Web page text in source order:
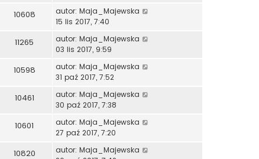
10608 autor: Maja_Majewska
15 lis 2017, 7:40
11265 autor: Maja_Majewska
03 lis 2017, 9:59
10598 autor: Maja_Majewska
31 paź 2017, 7:52
10461 autor: Maja_Majewska
30 paź 2017, 7:38
10601 autor: Maja_Majewska
27 paź 2017, 7:20
10820 autor: Maja_Majewska